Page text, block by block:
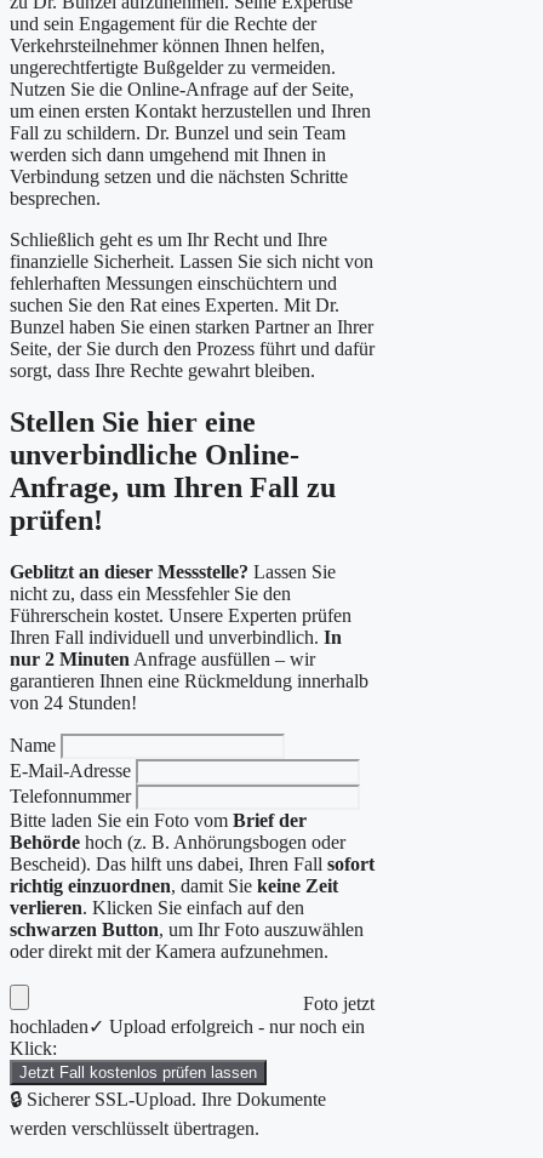
und sein Engagement für die Rechte der
Verkehrsteilnehmer können Ihnen helfen,
ungerechtfertigte Bußgelder zu vermeiden.
Nutzen Sie die Online-Anfrage auf der Seite,
um einen ersten Kontakt herzustellen und Ihren
Fall zu schildern. Dr. Bunzel und sein Team
werden sich dann umgehend mit Ihnen in
Verbindung setzen und die nächsten Schritte
besprechen.
Schließlich geht es um Ihr Recht und Ihre
finanzielle Sicherheit. Lassen Sie sich nicht von
fehlerhaften Messungen einschüchtern und
suchen Sie den Rat eines Experten. Mit Dr.
Bunzel haben Sie einen starken Partner an Ihrer
Seite, der Sie durch den Prozess führt und dafür
sorgt, dass Ihre Rechte gewahrt bleiben.
Stellen Sie hier eine
unverbindliche Online-
Anfrage, um Ihren Fall zu
prüfen!
Geblitzt an dieser Messstelle? Lassen Sie
nicht zu, dass ein Messfehler Sie den
Führerschein kostet. Unsere Experten prüfen
Ihren Fall individuell und unverbindlich. In
nur 2 Minuten Anfrage ausfüllen – wir
garantieren Ihnen eine Rückmeldung innerhalb
von 24 Stunden!
Name
E-Mail-Adresse
Telefonnummer
Bitte laden Sie ein Foto vom Brief der
Behörde hoch (z. B. Anhörungsbogen oder
Bescheid). Das hilft uns dabei, Ihren Fall sofort
richtig einzuordnen, damit Sie keine Zeit
verlieren. Klicken Sie einfach auf den
schwarzen Button, um Ihr Foto auszuwählen
oder direkt mit der Kamera aufzunehmen.
Foto jetzt
hochladen✓ Upload erfolgreich - nur noch ein
Klick:
Jetzt Fall kostenlos prüfen lassen
🔒 Sicherer SSL-Upload. Ihre Dokumente
werden verschlüsselt übertragen.